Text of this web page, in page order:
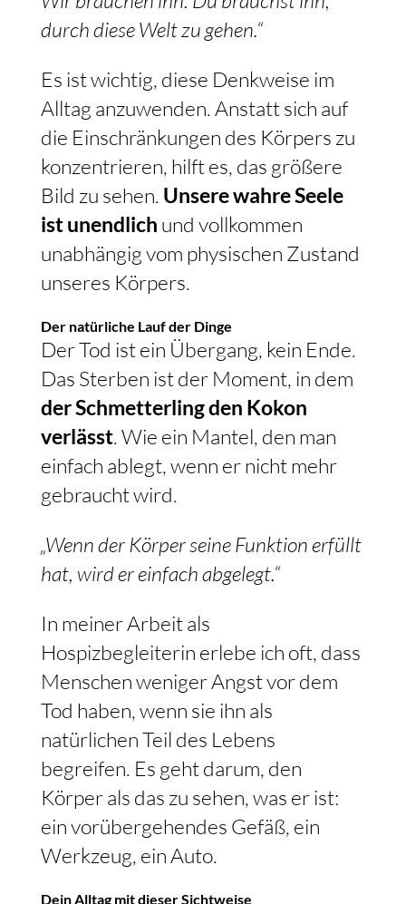
durch diese Welt zu gehen.“
Es ist wichtig, diese Denkweise im
Alltag anzuwenden. Anstatt sich auf
die Einschränkungen des Körpers zu
konzentrieren, hilft es, das größere
Bild zu sehen. Unsere wahre Seele
ist unendlich und vollkommen
unabhängig vom physischen Zustand
unseres Körpers.
Der natürliche Lauf der Dinge
Der Tod ist ein Übergang, kein Ende.
der Schmetterling den Kokon
verlässt. Wie ein Mantel, den man
einfach ablegt, wenn er nicht mehr
gebraucht wird.
„Wenn der Körper seine Funktion erfüllt
hat, wird er einfach abgelegt.“
In meiner Arbeit als
Hospizbegleiterin erlebe ich oft, dass
Menschen weniger Angst vor dem
Tod haben, wenn sie ihn als
natürlichen Teil des Lebens
begreifen. Es geht darum, den
Körper als das zu sehen, was er ist:
ein vorübergehendes Gefäß, ein
Werkzeug, ein Auto.
Dein Alltag mit dieser Sichtweise